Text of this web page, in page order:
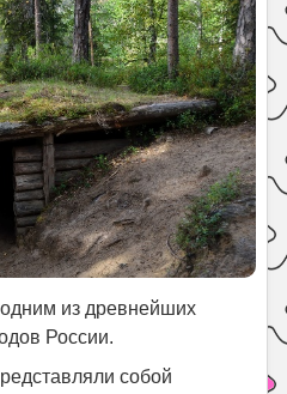
из древнейших
России.
собой